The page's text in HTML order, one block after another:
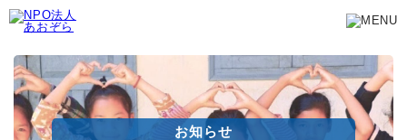
お知らせ